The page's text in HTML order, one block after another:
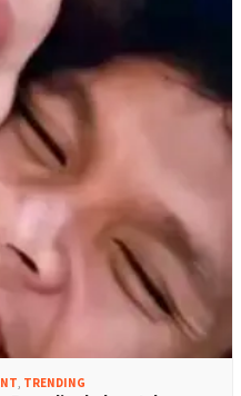
, TRENDING